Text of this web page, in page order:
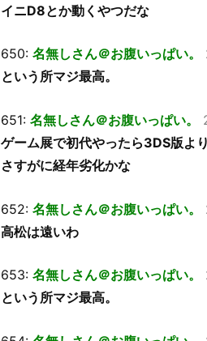
イニD8とか動くやつだな
650: 名無しさん＠お腹いっぱい。
という所マジ最高。
651: 名無しさん＠お腹いっぱい。
ゲーム展で初代やったら3DS版よ
さすがに経年劣化かな
652: 名無しさん＠お腹いっぱい。
高松は遠いわ
653: 名無しさん＠お腹いっぱい。
という所マジ最高。